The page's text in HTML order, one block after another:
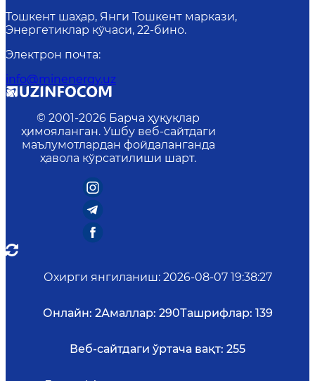
Тошкент шаҳар, Янги Тошкент маркази,
Энергетиклар кўчаси, 22-бино.
Электрон почта:
info@minenergy.uz
© 2001-2026 Барча ҳуқуқлар
ҳимояланган. Ушбу веб-сайтдаги
маълумотлардан фойдаланганда
ҳавола кўрсатилиши шарт.
Охирги янгиланиш: 2026-08-07 19:38:27
Онлайн: 2Амаллар: 290Ташрифлар: 139
Веб-сайтдаги ўртача вақт: 255